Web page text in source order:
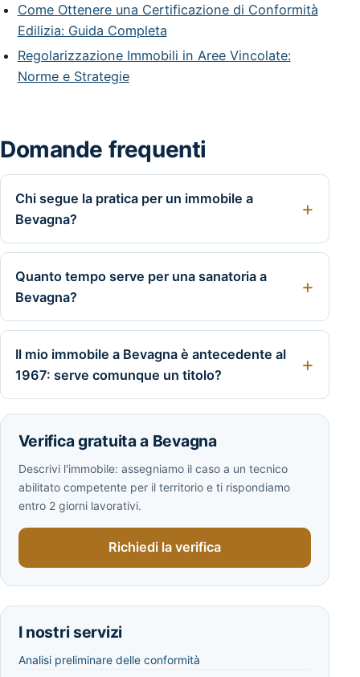
Come Ottenere una Certificazione di Conformità
Edilizia: Guida Completa
Regolarizzazione Immobili in Aree Vincolate:
Norme e Strategie
Domande frequenti
Chi segue la pratica per un immobile a
Bevagna?
Quanto tempo serve per una sanatoria a
Bevagna?
Il mio immobile a Bevagna è antecedente al
1967: serve comunque un titolo?
Verifica gratuita a Bevagna
Descrivi l'immobile: assegniamo il caso a un tecnico
abilitato competente per il territorio e ti rispondiamo
entro 2 giorni lavorativi.
Richiedi la verifica
I nostri servizi
Analisi preliminare delle conformità